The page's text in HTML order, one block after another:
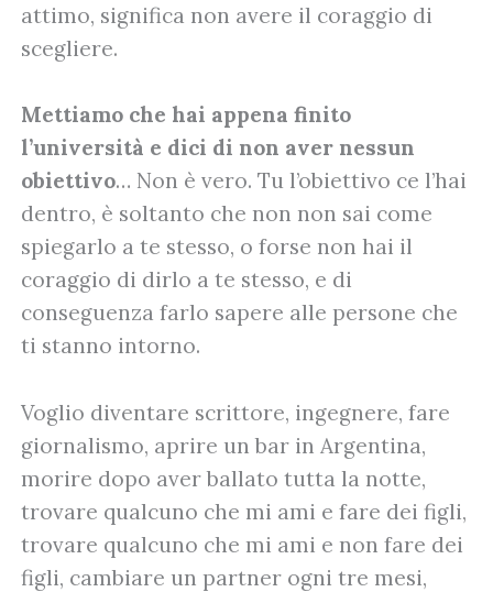
attimo, significa non avere il coraggio di
scegliere.
Mettiamo che hai appena finito
l’università e dici di non aver nessun
obiettivo… Non è vero. Tu l’obiettivo ce l’hai
dentro, è soltanto che non non sai come
spiegarlo a te stesso, o forse non hai il
coraggio di dirlo a te stesso, e di
conseguenza farlo sapere alle persone che
ti stanno intorno.
Voglio diventare scrittore, ingegnere, fare
giornalismo, aprire un bar in Argentina,
morire dopo aver ballato tutta la notte,
trovare qualcuno che mi ami e fare dei figli,
trovare qualcuno che mi ami e non fare dei
figli, cambiare un partner ogni tre mesi,